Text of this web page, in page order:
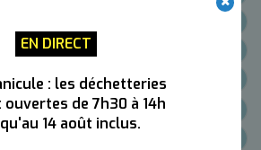
EN DIRECT
: les déchetteries
de 7h30 à 14h
14 août inclus.
Erables